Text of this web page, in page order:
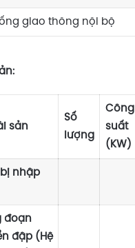
giao thông nội bộ
sản
Số
lượng
Công
suất
(KW)
nhập
đoạn
đập (Hệ